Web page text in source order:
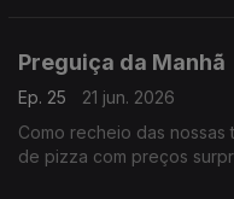
Preguiça da Manhã
Ep. 25
21 jun. 2026
Como recheio das
de pizza com preços